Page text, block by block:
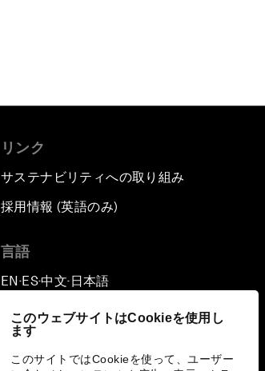
このウェブサイトはCookieを使用し
ます
このサイトではCookieを使って、ユーザー
リンク
サステナビリティへの取り組み
採用情報 (英語のみ)
言語
EN ▪ES▪中文▪ 日本語